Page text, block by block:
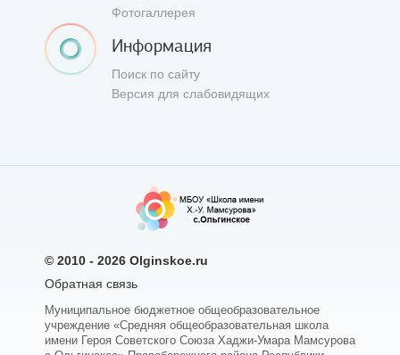
Фотогаллерея
Информация
Поиск по сайту
Версия для слабовидящих
© 2010 - 2026 Olginskoe.ru
Обратная связь
Муниципальное бюджетное общеобразовательное
учреждение «Средняя общеобразовательная школа
имени Героя Советского Союза Хаджи-Умара Мамсурова